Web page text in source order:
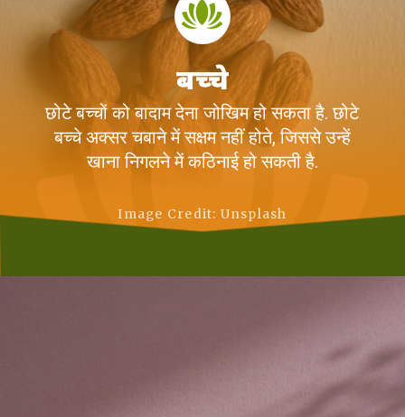
बच्चे
छोटे बच्चों को बादाम देना जोखिम हो सकता है. छोटे
बच्चे अक्सर चबाने में सक्षम नहीं होते, जिससे उन्हें
खाना निगलने में कठिनाई हो सकती है.
Image Credit: Unsplash